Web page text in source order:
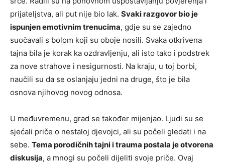
prijateljstva, ali put nije bio lak. Svaki razgovor bio je
ispunjen emotivnim trenucima, gdje su se zajedno
suočavali s bolom koji su oboje nosili. Svaka otkrivena
tajna bila je korak ka ozdravljenju, ali isto tako i podstrek
za nove strahove i nesigurnosti. Na kraju, u toj borbi,
naučili su da se oslanjaju jedni na druge, što je bila
osnova njihovog novog odnosa.
U međuvremenu, grad se također mijenjao. Ljudi su se
sjećali priče o nestaloj djevojci, ali su počeli gledati i na
sebe. Tema porodičnih tajni i trauma postala je otvorena
diskusija, a mnogi su počeli dijeliti svoje priče. Ovaj